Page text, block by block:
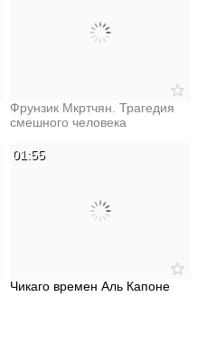
Фрунзик Мкртчян. Трагедия
смешного человека
Чикаго времен Аль Капоне
01:55